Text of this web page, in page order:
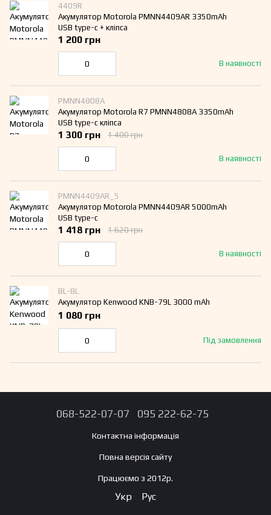
4409R
Акумулятор Motorola PMNN4409AR 3350mAh
USB type-c + кліпса
В наявності
1 200 грн
PMNN4808A
Акумулятор Motorola R7 PMNN4808A 3350mAh
USB type-c кліпса
В наявності
1 300 грн 1 400 грн
PMNN4409AR_5
Акумулятор Motorola PMNN4409AR 5000mAh
USB type-c
В наявності
1 418 грн 1 620 грн
BL-8L
Акумулятор Kenwood KNB-79L 3000 mAh
Під замовлення
1 080 грн
068-522-07-07 095 222-62-75
Контактна інформація
Повна версія сайту
Працюємо з 2012р.
Укр Рус